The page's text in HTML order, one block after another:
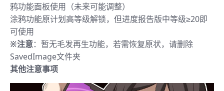
鸦功能面板使用（未来可能调整）
涂鸦功能原计划高等级解锁，但进度报告版中等级≥20即
可使用
※注意：暂无毛发再生功能，若需恢复原状，请删除
SavedImage文件夹
其他注意事项